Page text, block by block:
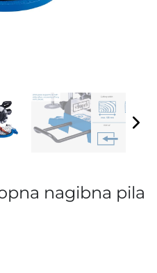
nagibna pila